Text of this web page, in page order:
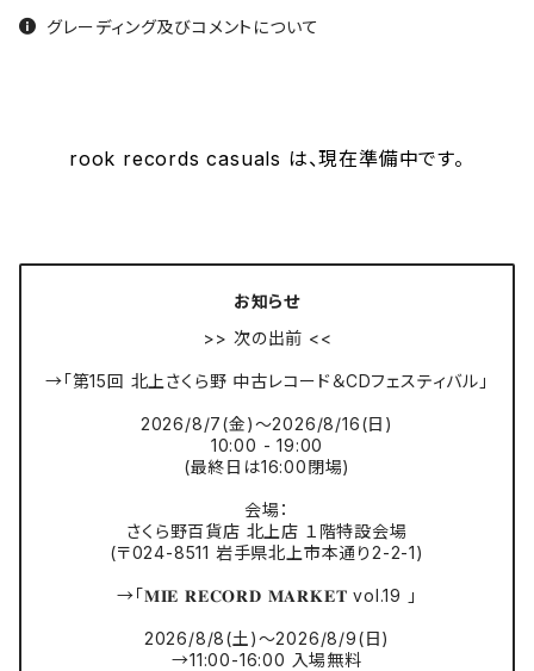
グレーディング及びコメントについて
rook records casuals は、現在準備中です。
お知らせ
>> 次の出前 <<
→「第15回 北上さくら野 中古レコード＆CDフェスティバル」
2026/8/7(金)〜2026/8/16(日)
10:00 - 19:00
(最終日は16:00閉場)
会場：
さくら野百貨店 北上店 １階特設会場
(〒024-8511 岩手県北上市本通り2-2-1)
→「𝐌𝐈𝐄 𝐑𝐄𝐂𝐎𝐑𝐃 𝐌𝐀𝐑𝐊𝐄𝐓 vol.19 」
2026/8/8(土)〜2026/8/9(日)
→11:00-16:00 入場無料